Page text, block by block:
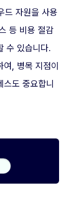
드 자원을 사용
등 비용 절감
수 있습니다.
, 병목 지점이
도 중요합니